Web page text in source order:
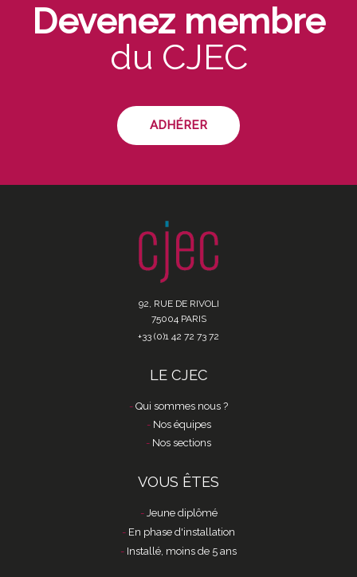
Devenez membre
du CJEC
ADHÉRER
92, RUE DE RIVOLI
75004 PARIS
+33 (0)1 42 72 73 72
LE CJEC
Qui sommes nous ?
Nos équipes
Nos sections
VOUS ÊTES
Jeune diplômé
En phase d'installation
Installé, moins de 5 ans